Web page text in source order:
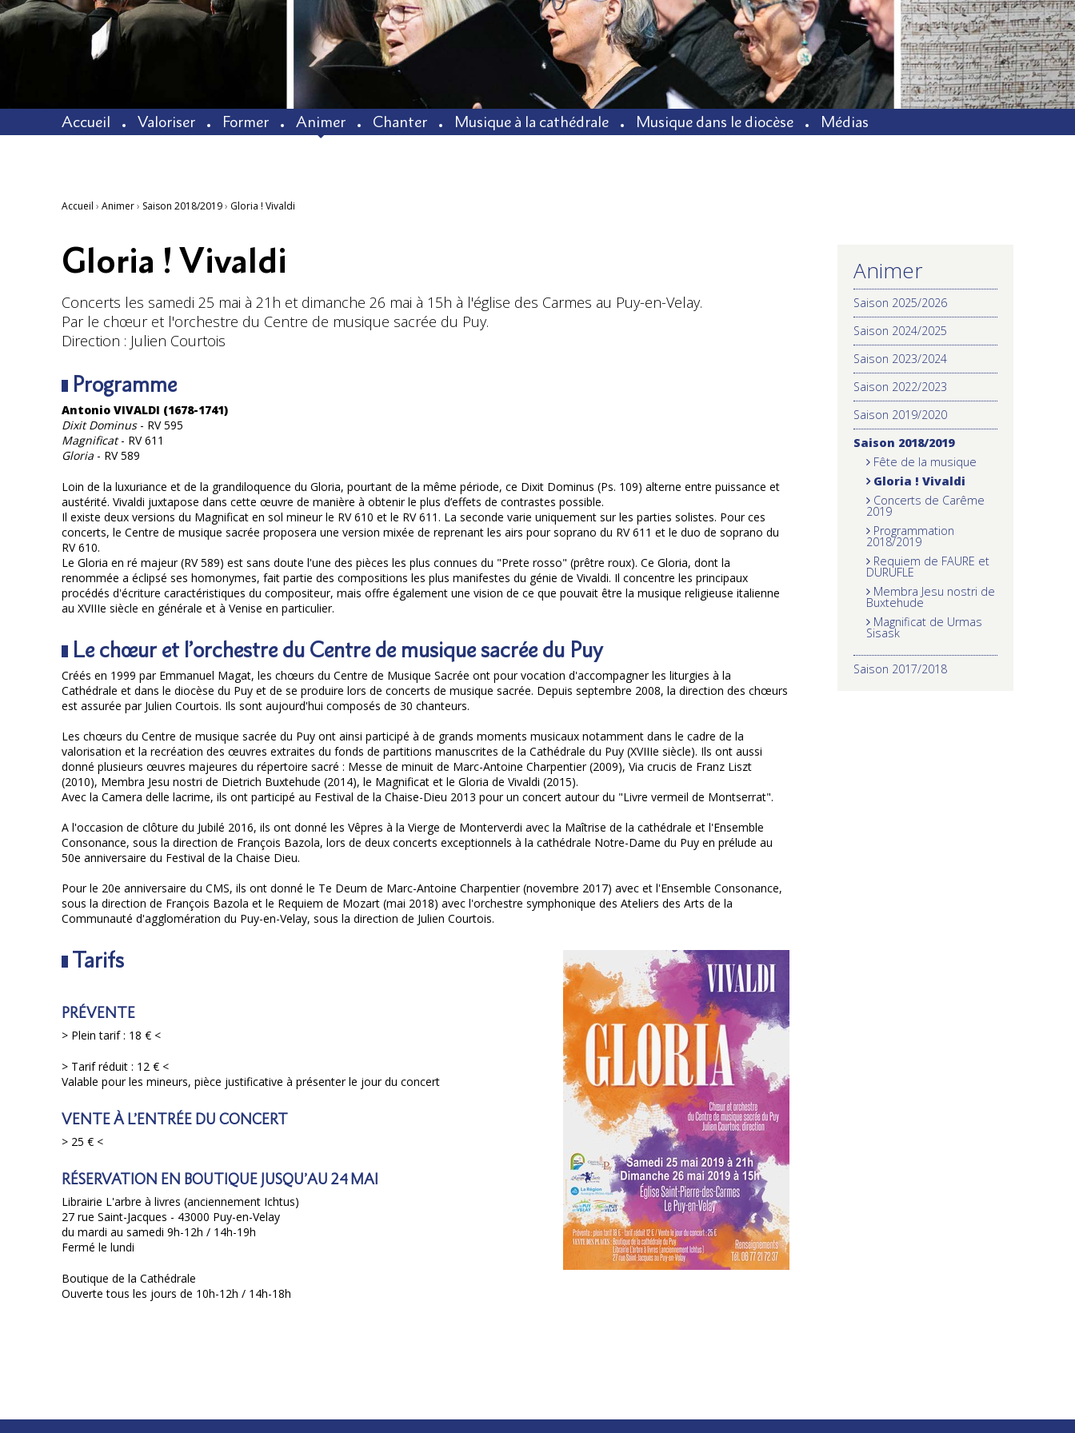
Accueil Valoriser Former Animer Chanter Musique à la cathédrale Musique dans le diocèse Médias
Accueil › Animer› Saison 2018/2019› Gloria ! Vivaldi
NAVIGATION
Animer
Saison 2025/2026
Saison 2024/2025
Saison 2023/2024
Saison 2022/2023
Saison 2019/2020
Saison 2018/2019
Fête de la musique
Gloria ! Vivaldi
Concerts de Carême
2019
Programmation
2018/2019
Requiem de FAURE et
DURUFLE
Membra Jesu nostri de
Buxtehude
Magnificat de Urmas
Sisask
Saison 2017/2018
Gloria ! Vivaldi
Concerts les samedi 25 mai à 21h et dimanche 26 mai à 15h à l'église des Carmes au Puy-en-Velay.
Par le chœur et l'orchestre du Centre de musique sacrée du Puy.
Direction : Julien Courtois
Programme
Antonio VIVALDI (1678-1741)
Dixit Dominus- RV 595
Magnificat- RV 611
Gloria - RV 589
Loin de la luxuriance et de la grandiloquence du Gloria, pourtant de la même période, ce Dixit Dominus (Ps. 109) alterne entre puissance et
austérité. Vivaldi juxtapose dans cette œuvre de manière à obtenir le plus d’effets de contrastes possible.
Il existe deux versions du Magnificat en sol mineur le RV 610 et le RV 611. La seconde varie uniquement sur les parties solistes. Pour ces
concerts, le Centre de musique sacrée proposera une version mixée de reprenant les airs pour soprano du RV 611 et le duo de soprano du
RV 610.
Le Gloria en ré majeur (RV 589) est sans doute l'une des pièces les plus connues du "Prete rosso" (prêtre roux). Ce Gloria, dont la
renommée a éclipsé ses homonymes, fait partie des compositions les plus manifestes du génie de Vivaldi. Il concentre les principaux
procédés d'écriture caractéristiques du compositeur, mais offre également une vision de ce que pouvait être la musique religieuse italienne
au XVIIIe siècle en générale et à Venise en particulier.
Le chœur et l’orchestre du Centre de musique sacrée du Puy
Créés en 1999 par Emmanuel Magat, les chœurs du Centre de Musique Sacrée ont pour vocation d'accompagner les liturgies à la
Cathédrale et dans le diocèse du Puy et de se produire lors de concerts de musique sacrée. Depuis septembre 2008, la direction des chœurs
est assurée par Julien Courtois. Ils sont aujourd'hui composés de 30 chanteurs.
Les chœurs du Centre de musique sacrée du Puy ont ainsi participé à de grands moments musicaux notamment dans le cadre de la
valorisation et la recréation des œuvres extraites du fonds de partitions manuscrites de la Cathédrale du Puy (XVIIIe siècle). Ils ont aussi
donné plusieurs œuvres majeures du répertoire sacré : Messe de minuit de Marc-Antoine Charpentier (2009), Via crucis de Franz Liszt
(2010), Membra Jesu nostri de Dietrich Buxtehude (2014), le Magnificat et le Gloria de Vivaldi (2015).
Avec la Camera delle lacrime, ils ont participé au Festival de la Chaise-Dieu 2013 pour un concert autour du "Livre vermeil de Montserrat".
A l'occasion de clôture du Jubilé 2016, ils ont donné les Vêpres à la Vierge de Monterverdi avec la Maîtrise de la cathédrale et l'Ensemble
Consonance, sous la direction de François Bazola, lors de deux concerts exceptionnels à la cathédrale Notre-Dame du Puy en prélude au
50e anniversaire du Festival de la Chaise Dieu.
Pour le 20e anniversaire du CMS, ils ont donné le Te Deum de Marc-Antoine Charpentier (novembre 2017) avec et l'Ensemble Consonance,
sous la direction de François Bazola et le Requiem de Mozart (mai 2018) avec l'orchestre symphonique des Ateliers des Arts de la
Communauté d'agglomération du Puy-en-Velay, sous la direction de Julien Courtois.
Tarifs
PRÉVENTE
> Plein tarif : 18 € <
> Tarif réduit : 12 € <
Valable pour les mineurs, pièce justificative à présenter le jour du concert
VENTE À L’ENTRÉE DU CONCERT
> 25 € <
RÉSERVATION EN BOUTIQUE JUSQU’AU 24 MAI
Librairie L'arbre à livres (anciennement Ichtus)
27 rue Saint-Jacques - 43000 Puy-en-Velay
du mardi au samedi 9h-12h / 14h-19h
Fermé le lundi
Boutique de la Cathédrale
Ouverte tous les jours de 10h-12h / 14h-18h